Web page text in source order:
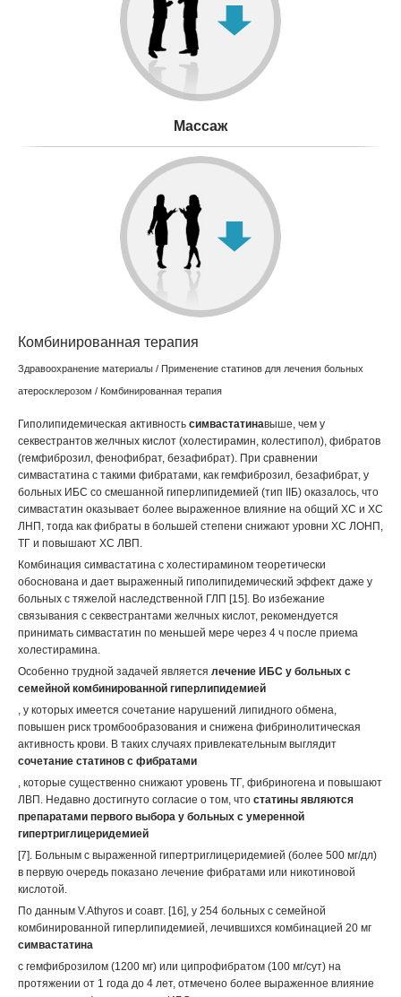
Mассаж
Комбинированная терапия
Здравоохранение материалы / Применение статинов для лечения больных
атеросклерозом / Комбинированная терапия
Гиполипидемическая активность симвастатинавыше, чем у
секвестрантов желчных кислот (холестирамин, колестипол), фибратов
(гемфиброзил, фенофибрат, безафибрат). При сравнении
симвастатина с такими фибратами, как гемфиброзил, безафибрат, у
больных ИБС со смешанной гиперлипидемией (тип IIБ) оказалось, что
симвастатин оказывает более выраженное влияние на общий ХС и ХС
ЛНП, тогда как фибраты в большей степени снижают уровни ХС ЛОНП,
ТГ и повышают ХС ЛВП.
Комбинация симвастатина с холестирамином теоретически
обоснована и дает выраженный гиполипидемический эффект даже у
больных с тяжелой наследственной ГЛП [15]. Во избежание
связывания с секвестрантами желчных кислот, рекомендуется
принимать симвастатин по меньшей мере через 4 ч после приема
холестирамина.
Особенно трудной задачей является лечение ИБС у больных с
семейной комбинированной гиперлипидемией
, у которых имеется сочетание нарушений липидного обмена,
повышен риск тромбообразования и снижена фибринолитическая
активность крови. В таких случаях привлекательным выглядит
сочетание статинов с фибратами
, которые существенно снижают уровень ТГ, фибриногена и повышают
ЛВП. Недавно достигнуто согласие о том, что статины являются
препаратами первого выбора у больных с умеренной
гипертриглицеридемией
[7]. Больным с выраженной гипертриглицеридемией (более 500 мг/дл)
в первую очередь показано лечение фибратами или никотиновой
кислотой.
По данным V.Athyros и соавт. [16], у 254 больных с семейной
комбинированной гиперлипидемией, лечившихся комбинацией 20 мг
симвастатина
с гемфиброзилом (1200 мг) или ципрофибратом (100 мг/сут) на
протяжении от 1 года до 4 лет, отмечено более выраженное влияние